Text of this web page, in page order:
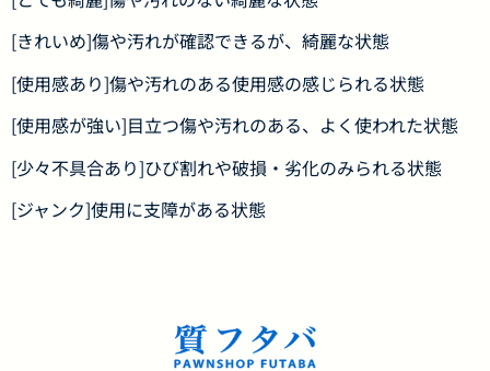
[きれいめ]傷や汚れが確認できるが、綺麗な状態
[使用感あり]傷や汚れのある使用感の感じられる状態
[使用感が強い]目立つ傷や汚れのある、よく使われた状態
[少々不具合あり]ひび割れや破損・劣化のみられる状態
[ジャンク]使用に支障がある状態